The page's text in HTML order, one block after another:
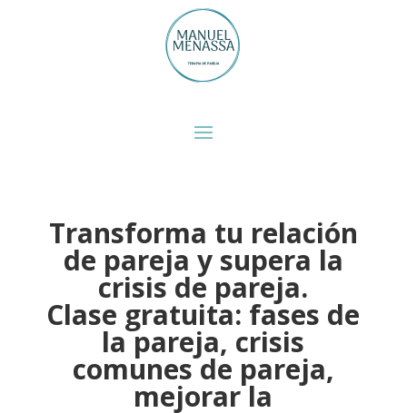
Transforma tu relación
de pareja y supera la
crisis de pareja.
Clase gratuita: fases de
la pareja, crisis
comunes de pareja,
mejorar la